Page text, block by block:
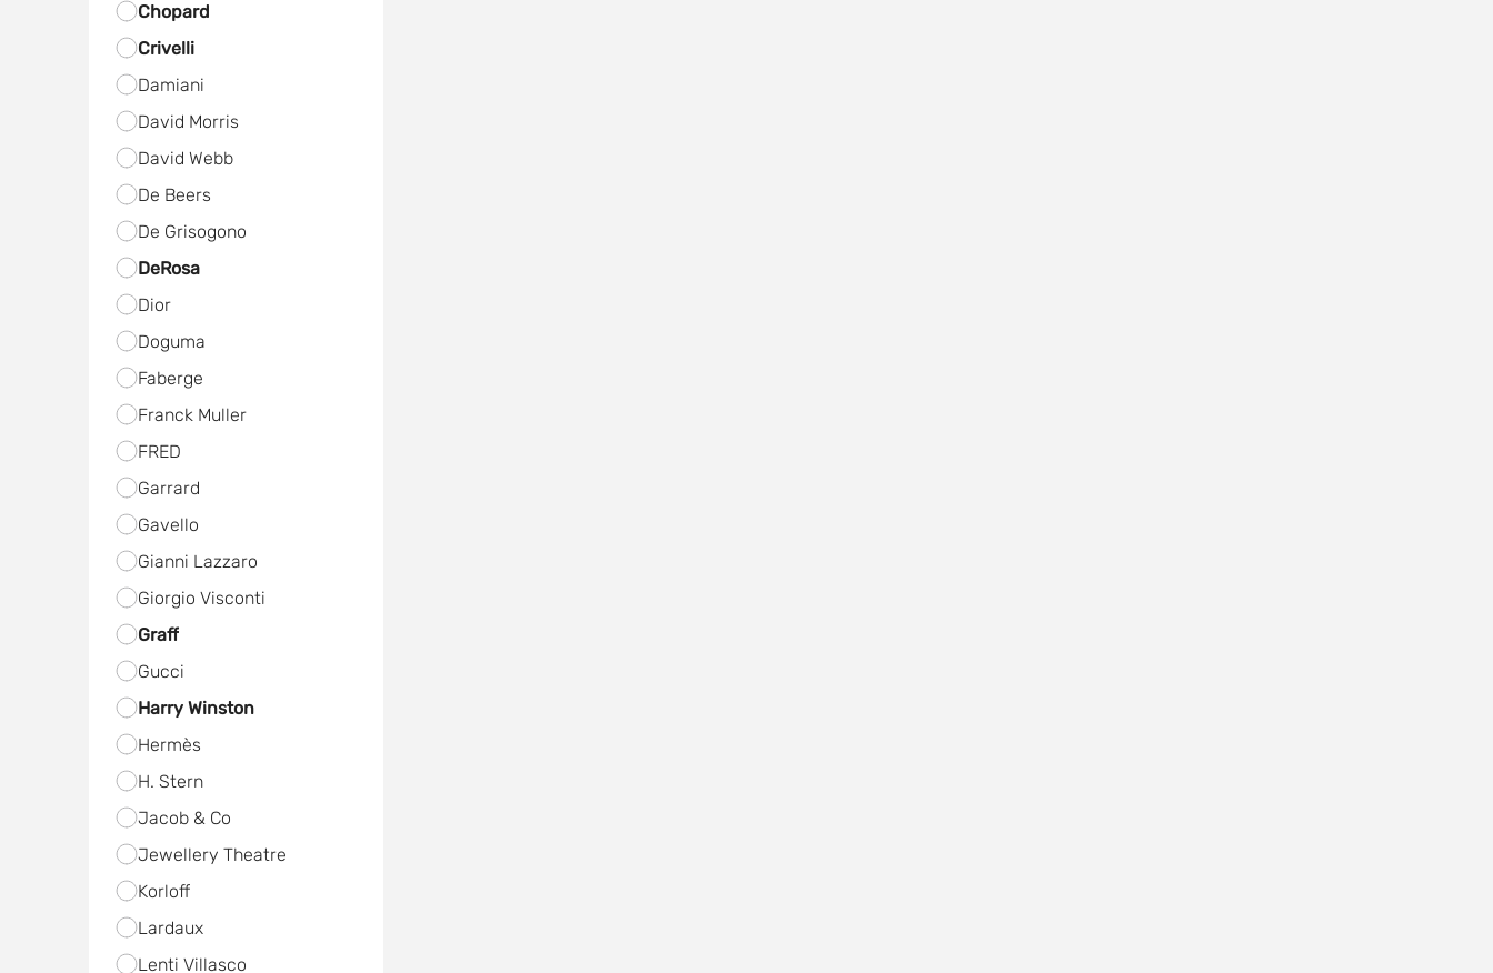
Chopard
Crivelli
Damiani
David Morris
David Webb
De Beers
De Grisogono
DeRosa
Dior
Doguma
Faberge
Franck Muller
FRED
Garrard
Gavello
Gianni Lazzaro
Giorgio Visconti
Graff
Gucci
Harry Winston
Hermès
H. Stern
Jacob & Co
Jewellery Theatre
Korloff
Lardaux
Lenti Villasco